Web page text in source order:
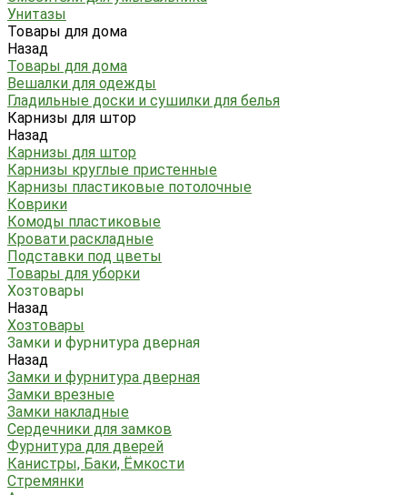
Унитазы
Товары для дома
Назад
Товары для дома
Вешалки для одежды
Гладильные доски и сушилки для белья
Карнизы для штор
Назад
Карнизы для штор
Карнизы круглые пристенные
Карнизы пластиковые потолочные
Коврики
Комоды пластиковые
Кровати раскладные
Подставки под цветы
Товары для уборки
Хозтовары
Назад
Хозтовары
Замки и фурнитура дверная
Назад
Замки и фурнитура дверная
Замки врезные
Замки накладные
Сердечники для замков
Фурнитура для дверей
Канистры, Баки, Ёмкости
Стремянки